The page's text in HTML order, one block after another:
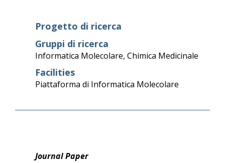
Progetto di ricerca
Gruppi di ricerca
Informatica Molecolare, Chimica Medicinale
Facilities
Piattaforma di Informatica Molecolare
Journal Paper